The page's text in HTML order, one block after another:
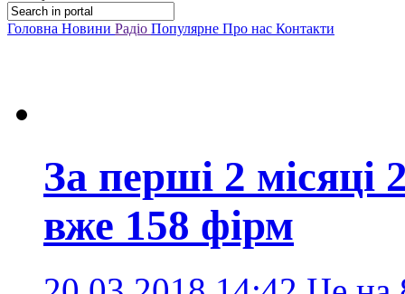
Головна Новини Радіо Популярне Про нас Контакти
За перші 2 місяці
вже 158 фірм